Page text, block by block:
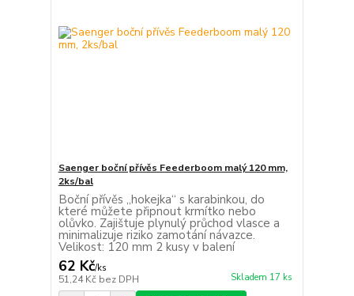
Saenger boční přívěs Feederboom malý 120 mm,
2ks/bal
Boční přívěs „hokejka“ s karabinkou, do
které můžete připnout krmítko nebo
olůvko. Zajištuje plynulý průchod vlasce a
minimalizuje riziko zamotání návazce.
Velikost: 120 mm 2 kusy v balení
62 Kč/ks
51,24 Kč bez DPH Skladem 17 ks